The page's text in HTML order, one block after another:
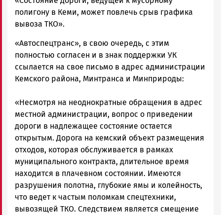
полигону в Кеми, может повлечь срыв графика
вывоза ТКО».
«Автоспецтранс», в свою очередь, с этим
полностью согласен и в знак поддержки УК
ссылается на свое письмо в адрес администрации
Кемского района, Минтранса и Минприроды:
«Несмотря на неоднократные обращения в адрес
местной администрации, вопрос о приведении
дороги в надлежащее состояние остается
открытым. Дорога на кемский объект размещения
отходов, которая обслуживается в рамках
муниципального контракта, длительное время
находится в плачевном состоянии. Имеются
разрушения полотна, глубокие ямы и колейность,
что ведет к частым поломкам спецтехники,
вывозящей ТКО. Следствием является смещение